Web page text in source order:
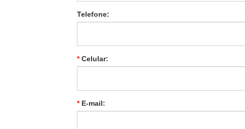
Telefone:
*Celular:
*E-mail: